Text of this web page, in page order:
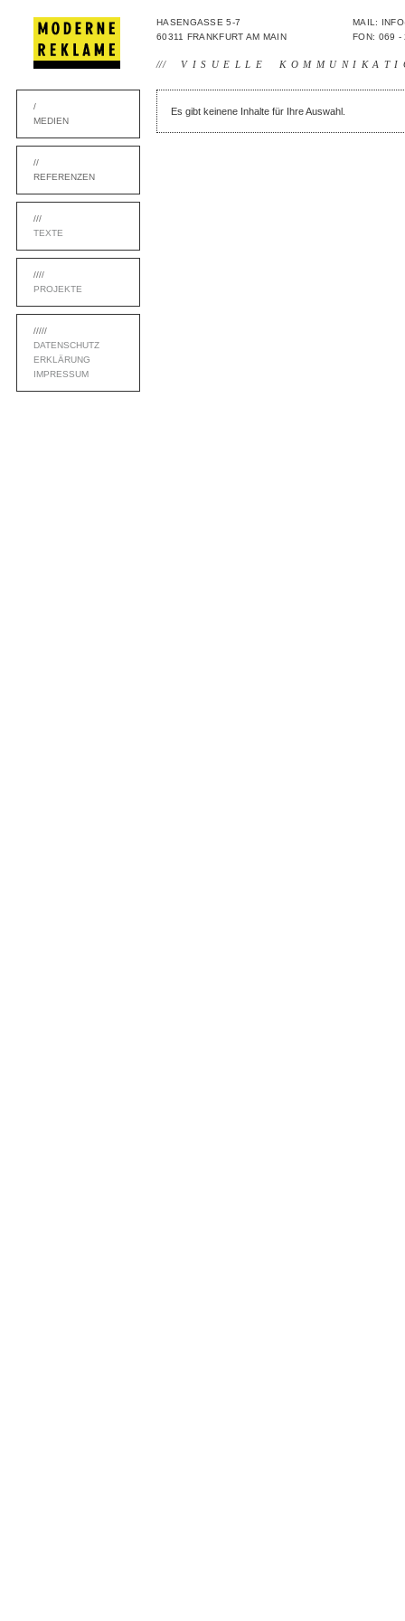
HASENGASSE 5-7
60311 FRANKFURT AM MAIN
MAIL:
FON: 069 -
/// VISUELLE
/
MEDIEN
//
REFERENZEN
///
TEXTE
////
PROJEKTE
/////
DATENSCHUTZ
ERKLÄRUNG
IMPRESSUM
Es gibt keinene Inhalte für Ihre Auswahl.